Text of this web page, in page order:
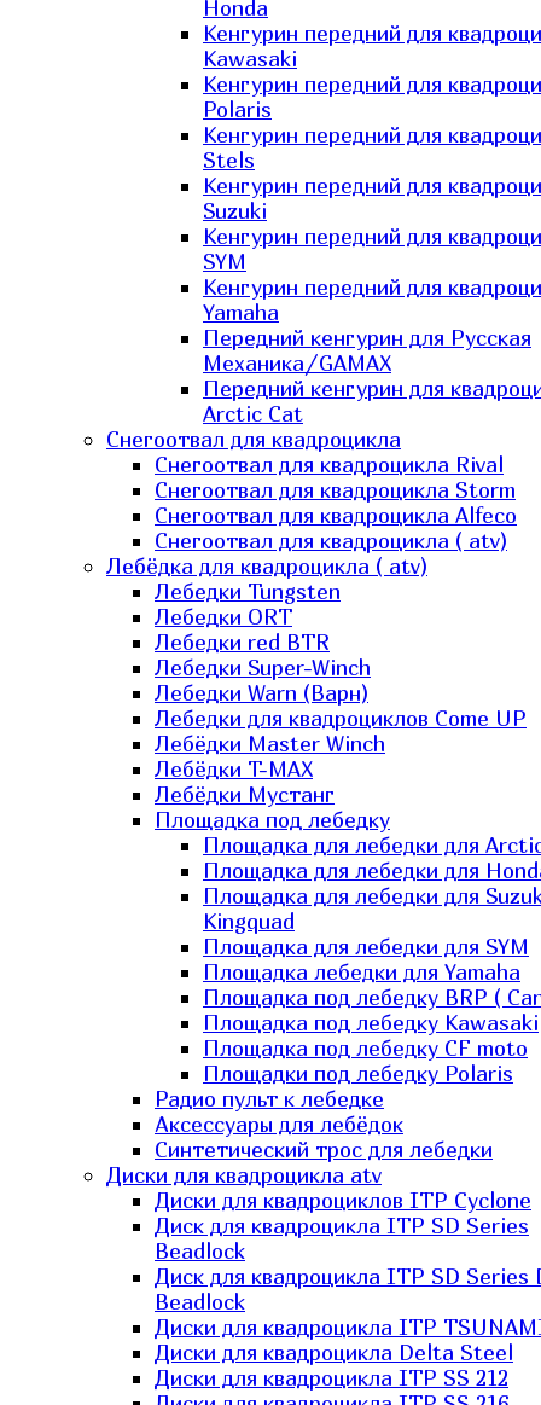
Honda
Кенгурин передний для
Kawasaki
Кенгурин передний для
Polaris
Кенгурин передний для
Stels
Кенгурин передний для
Suzuki
Кенгурин передний для
SYM
Кенгурин передний для
Yamaha
Передний кенгурин для Русская
Механика/GAMAX
Передний кенгурин для
Arctic Cat
Снегоотвал для квадроцикла
Снегоотвал для квадроцикла Rival
Снегоотвал для квадроцикла Storm
Снегоотвал для квадроцикла Alfeco
Снегоотвал для квадроцикла ( atv)
Лебёдка для квадроцикла ( atv)
Лебедки Tungsten
Лебедки ORT
Лебедки red BTR
Лебедки Super-Winch
Лебедки Warn (Варн)
Лебедки для квадроциклов Come UP
Лебёдки Master Winch
Лебёдки T-MAX
Лебёдки Мустанг
Площадка под лебедку
Площадка для лебедки для
Площадка для лебедки для
Площадка для лебедки для
Kingquad
Площадка для лебедки для SYM
Площадка лебедки для Yamaha
Площадка под лебедку BRP (
Площадка под лебедку Kawasaki
Площадка под лебедку СF moto
Площадки под лебедку Polaris
Радио пульт к лебедке
Аксессуары для лебёдок
Синтетический трос для лебедки
Диски для квадроцикла atv
Диски для квадроциклов ITP Cyclone
Диск для квадроцикла ITP SD Series
Beadlock
Диск для квадроцикла ITP SD Series
Beadlock
Диски для квадроцикла ITP
Диски для квадроцикла Delta Steel
Диски для квадроцикла ITP SS 212